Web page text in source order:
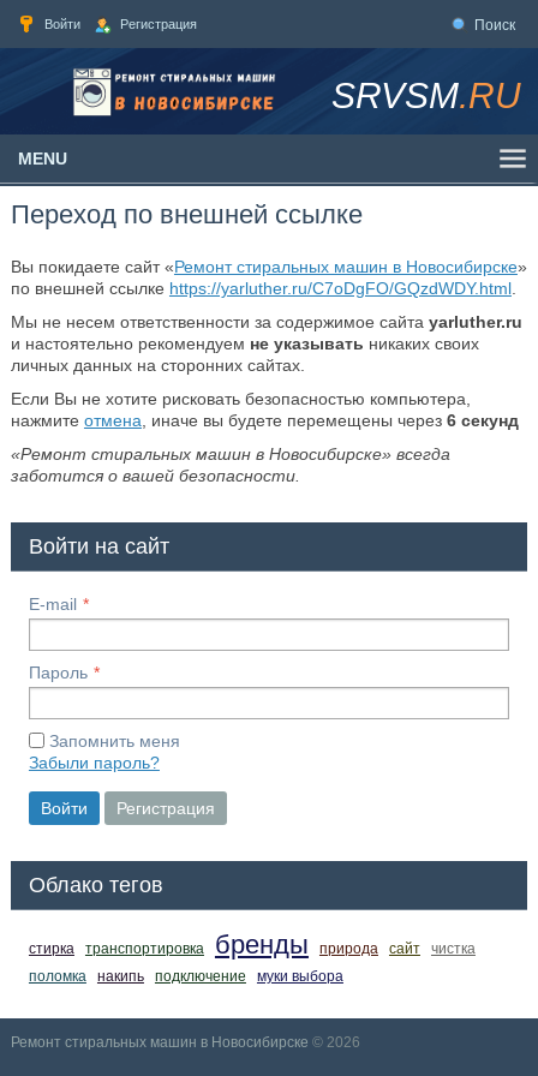
Войти Регистрация Поиск
SRVSM.RU
MENU
Переход по внешней ссылке
Вы покидаете сайт «Ремонт стиральных машин в Новосибирске»
по внешней ссылке https://yarluther.ru/C7oDgFO/GQzdWDY.html.
Мы не несем ответственности за содержимое сайта yarluther.ru
и настоятельно рекомендуем не указывать никаких своих
личных данных на сторонних сайтах.
Если Вы не хотите рисковать безопасностью компьютера,
нажмите отмена , иначе вы будете перемещены через 6секунд
«Ремонт стиральных машин в Новосибирске» всегда
заботится о вашей безопасности.
Войти на сайт
E-mail
Пароль
Запомнить меня
Забыли пароль?
Войти Регистрация
Облако тегов
стирка транспортировка бренды природа сайт
чистка
поломка
накипь подключение муки выбора
Ремонт стиральных машин в Новосибирске © 2026